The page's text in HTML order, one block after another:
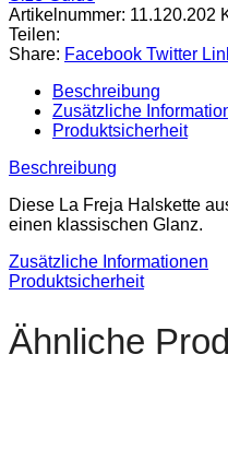
Artikelnummer: 11.120.202
Teilen:
Share: Facebook Twitter
Beschreibung
Zusätzliche
Produktsicherheit
Beschreibung
Diese La Freja Halskette
einen klassischen Glanz.
Zusätzliche Informationen
Produktsicherheit
Ähnliche